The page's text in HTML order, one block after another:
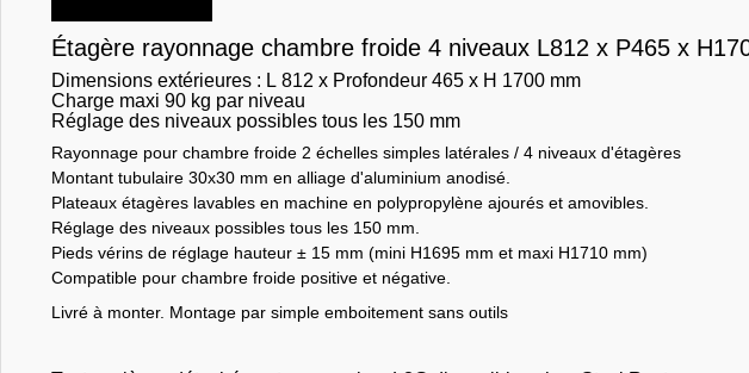
Étagère rayonnage chambre froide 4 niveaux L812 x P465 x
Dimensions extérieures : L 812 x Profondeur 465 x H 1700 mm
Charge maxi 90 kg par niveau
Réglage des niveaux possibles tous les 150 mm
Rayonnage pour chambre froide 2 échelles simples latérales / 4 niveaux d'étagères
Montant tubulaire 30x30 mm en alliage d'aluminium anodisé.
Plateaux étagères lavables en machine en polypropylène ajourés et amovibles.
Réglage des niveaux possibles tous les 150 mm.
Pieds vérins de réglage hauteur ± 15 mm (mini H1695 mm et maxi H1710 mm)
Compatible pour chambre froide positive et négative.
Livré à monter. Montage par simple emboitement sans outils